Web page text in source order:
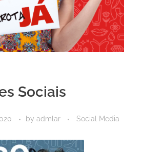
Sociais
by admlar Social Media